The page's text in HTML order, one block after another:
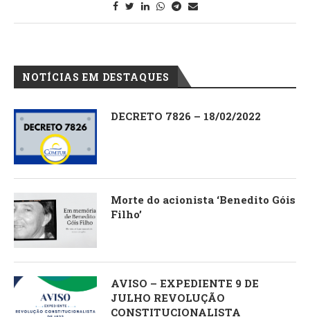
NOTÍCIAS EM DESTAQUES
DECRETO 7826 – 18/02/2022
Morte do acionista ‘Benedito Góis
Filho’
AVISO – EXPEDIENTE 9 DE
JULHO REVOLUÇÃO
CONSTITUCIONALISTA